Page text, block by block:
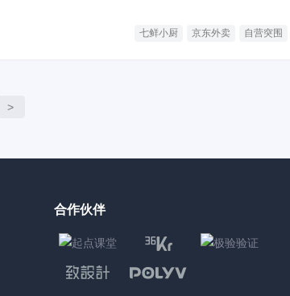
七鲜小厨 京东外卖 自营突围
>
合作伙伴